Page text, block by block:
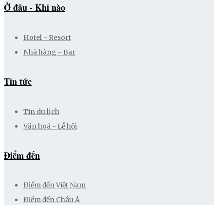
Ở đâu - Khi nào
Hotel - Resort
Nhà hàng - Bar
Tin tức
Tin du lịch
Văn hoá - Lễ hội
Điểm đến
Điểm đến Việt Nam
Điểm đến Châu Á